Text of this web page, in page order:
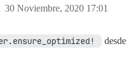
30 Noviembre, 2020 17:01
desde